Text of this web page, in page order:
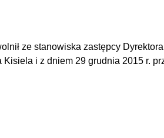
ze stanowiska zastępcy
i z dniem 29 grudnia 2015 r.